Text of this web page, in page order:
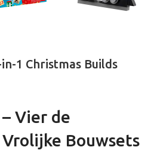
1 Christmas Builds
– Vier de
Bouwsets